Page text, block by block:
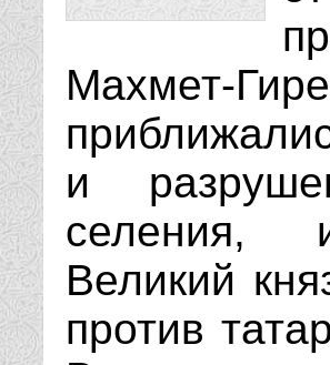
Махмет-
и
селения,
Великий
против